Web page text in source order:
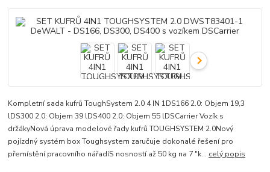
Kompletní sada kufrů ToughSystem 2.0 4 IN 1DS166 2.0: Objem 19,3
lDS300 2.0: Objem 39 lDS400 2.0: Objem 55 lDSCarrier Vozík s
držákyNová úprava modelové řady kufrů TOUGHSYSTEM 2.0Nový
pojízdný systém box Toughsystem zaručuje dokonalé řešení pro
přemístění pracovního nářadíS nosností až 50 kg na 7 "k... celý popis